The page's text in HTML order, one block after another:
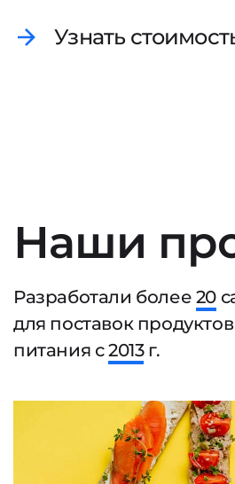
Узнать
Наши
Разработали более 20
для поставок продуктов
питания с2013г.